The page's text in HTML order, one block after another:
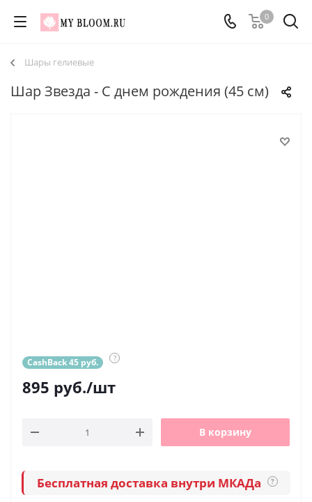
0
Шары гелиевые
Шар Звезда - С днем рождения (45 см)
CashBack 45 руб. ?
895 руб./шт
В корзину
Бесплатная доставка внутри МКАДа ?